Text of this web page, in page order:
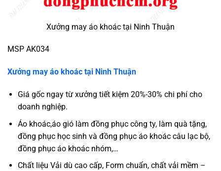
Xưởng may áo khoác tại Ninh Thuận
MSP AK034
Xưởng may áo khoác tại Ninh Thuận
Giá gốc ngay từ xưởng tiết kiệm 20%-30% chi phí cho
doanh nghiệp.
Áo khoác,áo gió làm đồng phục công ty, làm quà tặng,
đồng phục học sinh và đồng phục áo khoác câu lạc bộ,
đồng phục áo khoác nhóm,…
Chất liệu Vải dù cao cấp, Form chuẩn, chất vải mềm –